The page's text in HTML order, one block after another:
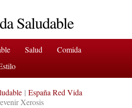
Saludable
Salud
Comida
| España Red Vida
Xerosis